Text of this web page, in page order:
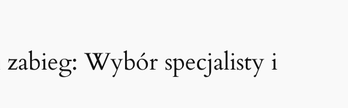
Wybór ⁣specjalisty ⁢i